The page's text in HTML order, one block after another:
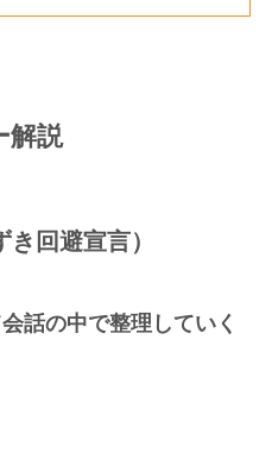
解説
回避宣言）
話の中で整理していく